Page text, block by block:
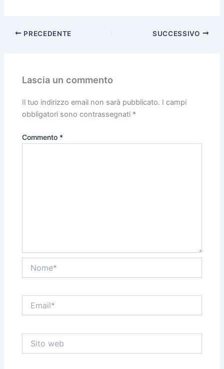
PRECEDENTE SUCCESSIVO
Lascia un commento
Il tuo indirizzo email non sarà pubblicato. I campi
obbligatori sono contrassegnati *
Commento *
web